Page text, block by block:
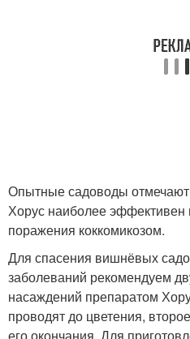
Опытные садоводы
Хорус наиболее эффективен
поражения коккомикозом.
Для спасения вишнёвых
заболеваний рекомендуем
насаждений препаратом
проводят до цветения,
его окончания. Для